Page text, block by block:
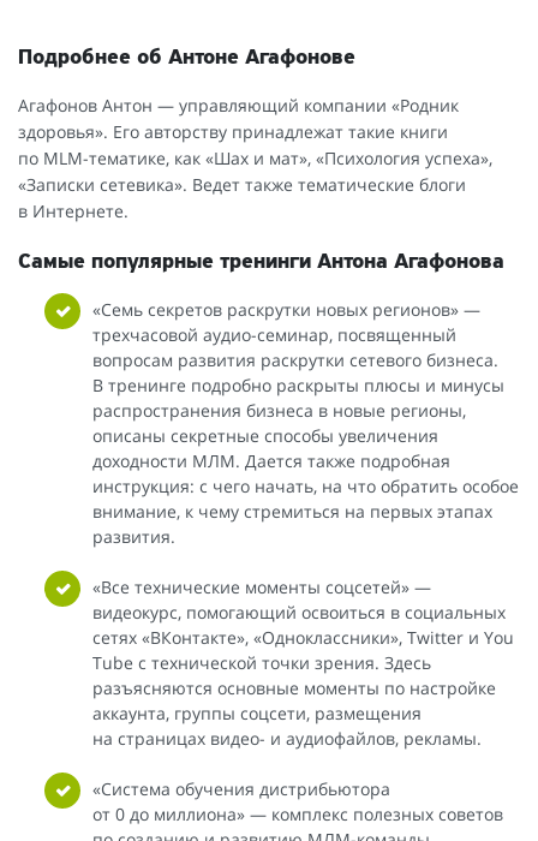
Подробнее об Антоне Агафонове
Агафонов Антон — управляющий компании «Родник
здоровья». Его авторству принадлежат такие книги
по MLM-тематике, как «Шах и мат», «Психология успеха»,
«Записки сетевика». Ведет также тематические блоги
в Интернете.
Самые популярные тренинги Антона Агафонова
«Семь секретов раскрутки новых регионов» —
трехчасовой аудио-семинар, посвященный
вопросам развития раскрутки сетевого бизнеса.
В тренинге подробно раскрыты плюсы и минусы
распространения бизнеса в новые регионы,
описаны секретные способы увеличения
доходности МЛМ. Дается также подробная
инструкция: с чего начать, на что обратить особое
внимание, к чему стремиться на первых этапах
развития.
«Все технические моменты соцсетей» —
видеокурс, помогающий освоиться в социальных
сетях «ВКонтакте», «Одноклассники», Twitter и You
Tube с технической точки зрения. Здесь
разъясняются основные моменты по настройке
аккаунта, группы соцсети, размещения
на страницах видео- и аудиофайлов, рекламы.
«Система обучения дистрибьютора
от 0 до миллиона» — комплекс полезных советов